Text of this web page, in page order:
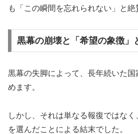
も「この瞬間を忘れられない」と絶
黒幕の崩壊と「希望の象徴」
黒幕の失脚によって、長年続いた
めます。
しかし、それは単なる報復ではなく
を選んだことによる結末でした。